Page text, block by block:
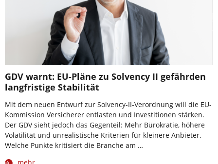
GDV warnt: EU-Pläne zu Solvency II gefährden
langfristige Stabilität
Mit dem neuen Entwurf zur Solvency-II-Verordnung will die EU-
Kommission Versicherer entlasten und Investitionen stärken.
Der GDV sieht jedoch das Gegenteil: Mehr Bürokratie, höhere
Volatilität und unrealistische Kriterien für kleinere Anbieter.
Welche Punkte kritisiert die Branche am …
mehr